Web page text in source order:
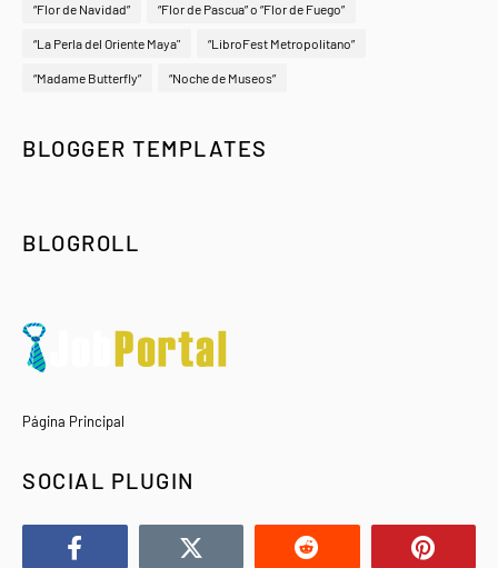
“Flor de Navidad” “Flor de Pascua” o “Flor de Fuego”
“La Perla del Oriente Maya" “LibroFest Metropolitano”
“Madame Butterfly” “Noche de Museos”
BLOGGER TEMPLATES
BLOGROLL
Página Principal
SOCIAL PLUGIN